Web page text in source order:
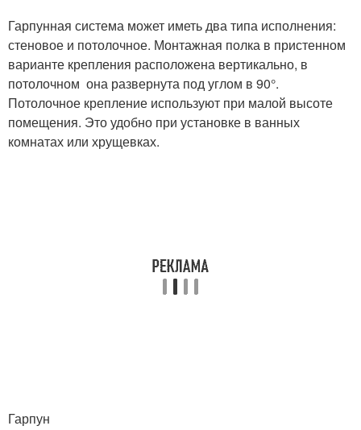
Гарпунная система может иметь два типа исполнения:
стеновое и потолочное. Монтажная полка в пристенном
варианте крепления расположена вертикально, в
потолочном она развернута под углом в 90°.
Потолочное крепление используют при малой высоте
помещения. Это удобно при установке в ванных
комнатах или хрущевках.
Гарпун